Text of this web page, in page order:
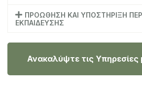
ΠΡΟΩΘΗΣΗ ΚΑΙ ΥΠΟΣΤΗΡΙΞΗ
ΕΚΠΑΙΔΕΥΣΗΣ
Ανακαλύψτε τις Υπηρεσίες